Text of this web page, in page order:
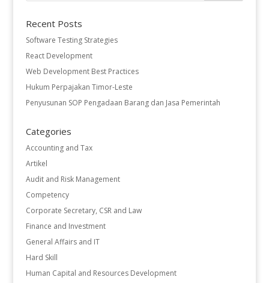
Recent Posts
Software Testing Strategies
React Development
Web Development Best Practices
Hukum Perpajakan Timor-Leste
Penyusunan SOP Pengadaan Barang dan Jasa Pemerintah
Categories
Accounting and Tax
Artikel
Audit and Risk Management
Competency
Corporate Secretary, CSR and Law
Finance and Investment
General Affairs and IT
Hard Skill
Human Capital and Resources Development